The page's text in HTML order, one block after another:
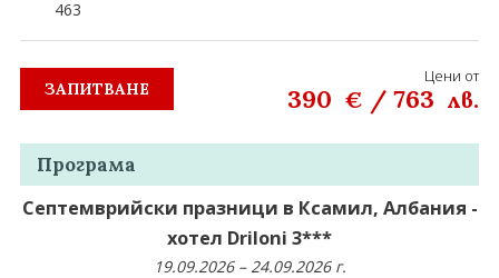
463
ЗАПИТВАНЕ
Цени от
390 € /763 лв.
Програма
Септемврийски празници в Ксамил, Албания -
хотел Driloni 3***
19.09.2026 – 24.09.2026 г.